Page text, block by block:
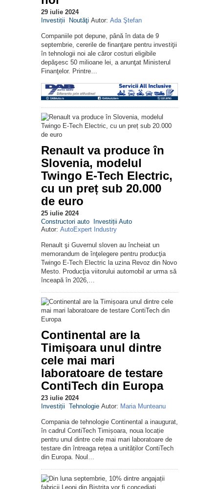
29 iulie 2024
Investiții
Noutăţi Autor: Ada Ştefan
Companiile pot depune, până în data de 9
septembrie, cererile de finanţare pentru investiţii
în tehnologii noi ale căror costuri eligibile
depăşesc 50 milioane lei, a anunţat Ministerul
Finanţelor. Printre…
Renault va produce în
Slovenia, modelul
Twingo E-Tech Electric,
cu un preț sub 20.000
de euro
25 iulie 2024
Constructori auto Investiții Auto
Autor: AutoExpert Industry
Renault şi Guvernul sloven au încheiat un
memorandum de înţelegere pentru producţia
Twingo E-Tech Electric la uzina Revoz din Novo
Mesto. Producţia viitorului automobil ar urma să
înceapă în 2026,…
Continental are la
Timișoara unul dintre
cele mai mari
laboratoare de testare
ContiTech din Europa
23 iulie 2024
Investiții Tehnologie Autor: Maria Munteanu
Compania de tehnologie Continental a inaugurat,
în cadrul ContiTech Timișoara, noua locație
pentru unul dintre cele mai mari laboratoare de
testare din întreaga rețea a unităților ContiTech
din Europa. Noul…